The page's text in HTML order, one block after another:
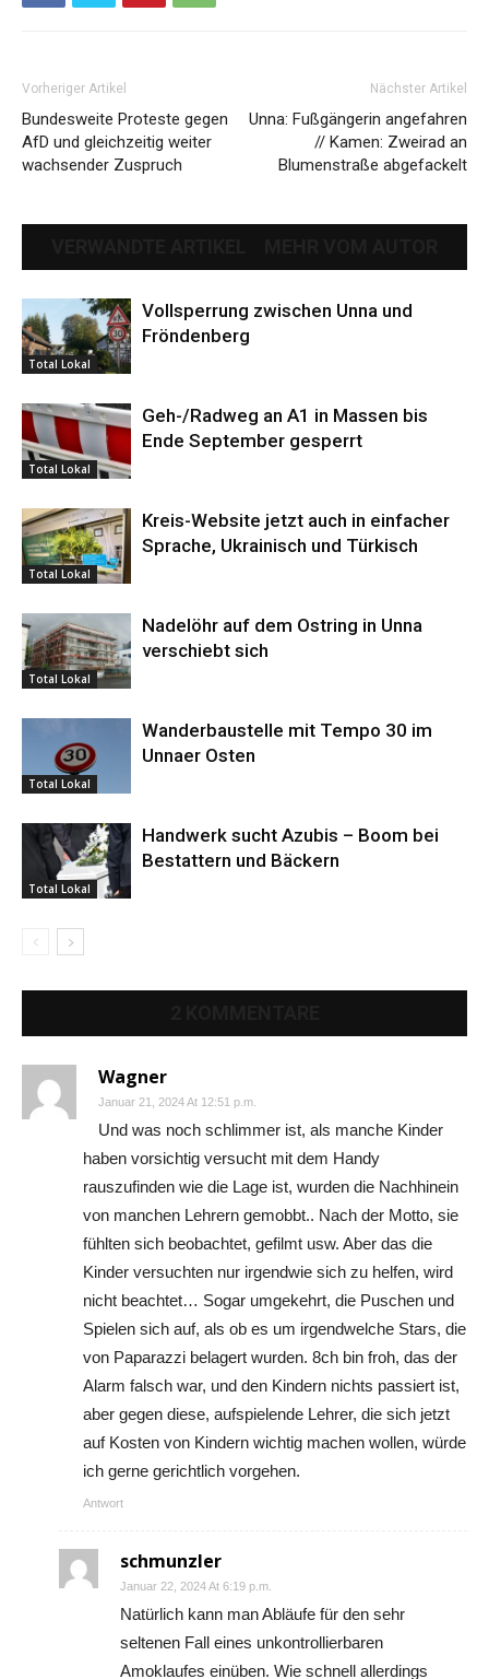
Vorheriger Artikel
Bundesweite Proteste gegen
AfD und gleichzeitig weiter
wachsender Zuspruch
Nächster Artikel
Unna: Fußgängerin angefahren
// Kamen: Zweirad an
Blumenstraße abgefackelt
Total Lokal
Vollsperrung zwischen Unna und
Fröndenberg
Total Lokal
Geh-/Radweg an A1 in Massen bis
Ende September gesperrt
Total Lokal
Kreis-Website jetzt auch in einfacher
Sprache, Ukrainisch und Türkisch
Total Lokal
Nadelöhr auf dem Ostring in Unna
verschiebt sich
Total Lokal
Wanderbaustelle mit Tempo 30 im
Unnaer Osten
Total Lokal
Handwerk sucht Azubis – Boom bei
Bestattern und Bäckern
Wagner
Januar 21, 2024 At 12:51 p.m.
Und was noch schlimmer ist, als manche Kinder
haben vorsichtig versucht mit dem Handy
rauszufinden wie die Lage ist, wurden die Nachhinein
von manchen Lehrern gemobbt.. Nach der Motto, sie
fühlten sich beobachtet, gefilmt usw. Aber das die
Kinder versuchten nur irgendwie sich zu helfen, wird
nicht beachtet… Sogar umgekehrt, die Puschen und
Spielen sich auf, als ob es um irgendwelche Stars, die
von Paparazzi belagert wurden. 8ch bin froh, das der
Alarm falsch war, und den Kindern nichts passiert ist,
aber gegen diese, aufspielende Lehrer, die sich jetzt
auf Kosten von Kindern wichtig machen wollen, würde
ich gerne gerichtlich vorgehen.
Antwort
schmunzler
Januar 22, 2024 At 6:19 p.m.
Natürlich kann man Abläufe für den sehr
seltenen Fall eines unkontrollierbaren
Amoklaufes einüben. Wie schnell allerdings